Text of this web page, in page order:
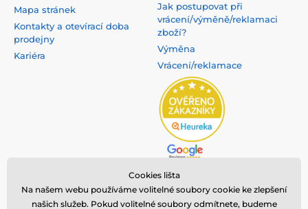
Mapa stránek
Kontakty a otevírací doba
prodejny
Kariéra
Jak postupovat při
vrácení/výměně/reklamaci
zboží?
Výměna
Vrácení/reklamace
Cookies lišta
Na našem webu používáme volitelné soubory cookie ke zlepšení
našich služeb. Pokud volitelné soubory odmítnete, budeme